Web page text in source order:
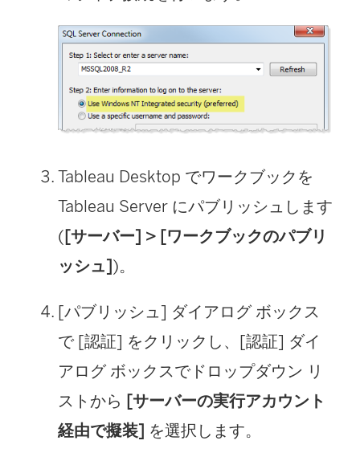
Tableau Desktop でワークブックを
Tableau Server にパブリッシュします
([サーバー] > [ワークブックのパブリ
ッシュ])。
[パブリッシュ] ダイアログ ボックス
で [認証] をクリックし、[認証] ダイ
アログ ボックスでドロップダウン リ
ストから [サーバーの実行アカウント
経由で擬装] を選択します。